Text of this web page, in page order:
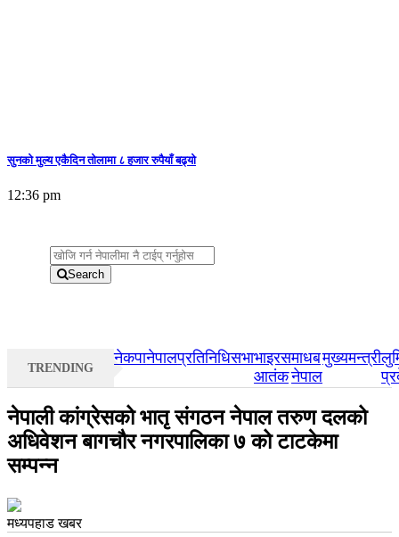
सुनकाे मुल्य एकैदिन तोलामा ८ हजार रुपैयाँ बढ्यो
12:36 pm
Search
TRENDING
नेकपानेपालप्रतिनिधिसभाभाइरस
आतंक
माधब
नेपाल
मुख्यमन्त्री
नेपाली कांग्रेसको भातृ संगठन नेपाल तरुण दलको
अधिवेशन बागचौर नगरपालिका ७ को टाटकेमा
सम्पन्न
मध्यपहाड खबर